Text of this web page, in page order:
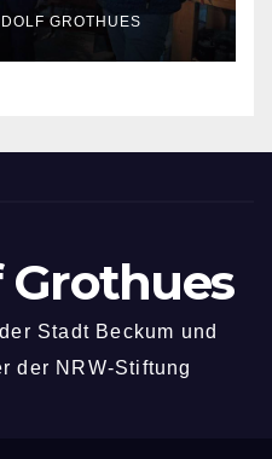
GROTHUES
Grothues
Stadt Beckum und
der NRW-Stiftung